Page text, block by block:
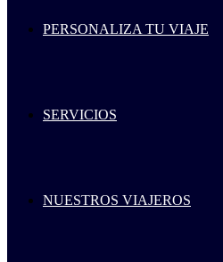
PERSONALIZA TU VIAJE
SERVICIOS
NUESTROS VIAJEROS